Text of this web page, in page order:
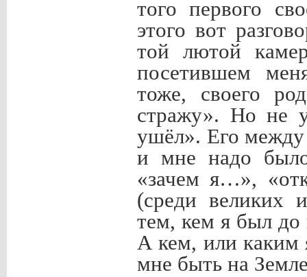
того первого
этого вот
той лютой
посетившем
тоже, своего
стражу». Но не
ушёл». Его
и мне надо
«зачем я…»,
(среди великих
тем, кем я был
А кем, или каким
мне быть на